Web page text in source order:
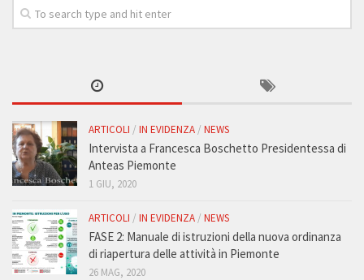
ARTICOLI / IN EVIDENZA / NEWS
Intervista a Francesca Boschetto Presidentessa di
Anteas Piemonte
1 GIU, 2020
ARTICOLI / IN EVIDENZA / NEWS
FASE 2: Manuale di istruzioni della nuova ordinanza
di riapertura delle attività in Piemonte
26 MAG, 2020